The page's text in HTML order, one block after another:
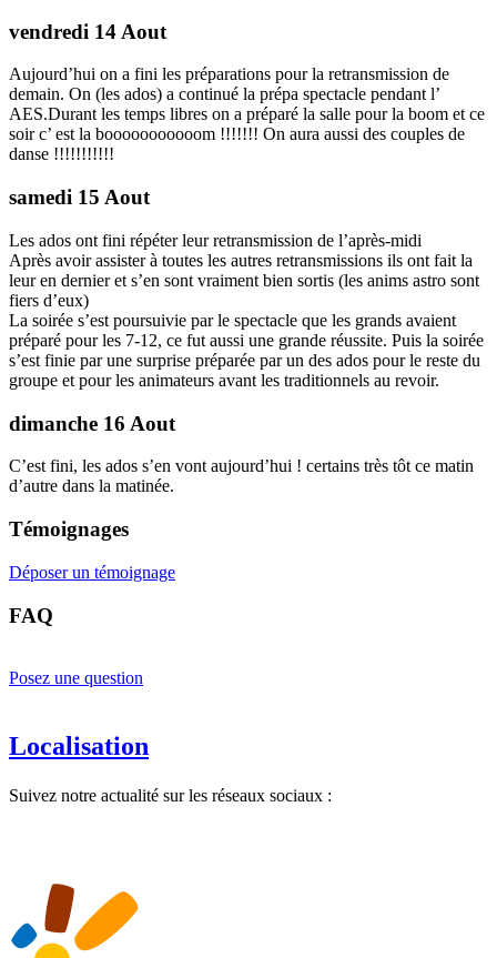
vendredi 14 Aout
Aujourd’hui on a fini les préparations pour la retransmission de
demain. On (les ados) a continué la prépa spectacle pendant l’
AES.Durant les temps libres on a préparé la salle pour la boom et ce
soir c’ est la booooooooooom !!!!!!! On aura aussi des couples de
danse !!!!!!!!!!!
samedi 15 Aout
Les ados ont fini répéter leur retransmission de l’après-midi
Après avoir assister à toutes les autres retransmissions ils ont fait la
leur en dernier et s’en sont vraiment bien sortis (les anims astro sont
fiers d’eux)
La soirée s’est poursuivie par le spectacle que les grands avaient
préparé pour les 7-12, ce fut aussi une grande réussite. Puis la soirée
s’est finie par une surprise préparée par un des ados pour le reste du
groupe et pour les animateurs avant les traditionnels au revoir.
dimanche 16 Aout
C’est fini, les ados s’en vont aujourd’hui ! certains très tôt ce matin
d’autre dans la matinée.
Témoignages
Déposer un témoignage
FAQ
Posez une question
Localisation
Suivez notre actualité sur les réseaux sociaux :